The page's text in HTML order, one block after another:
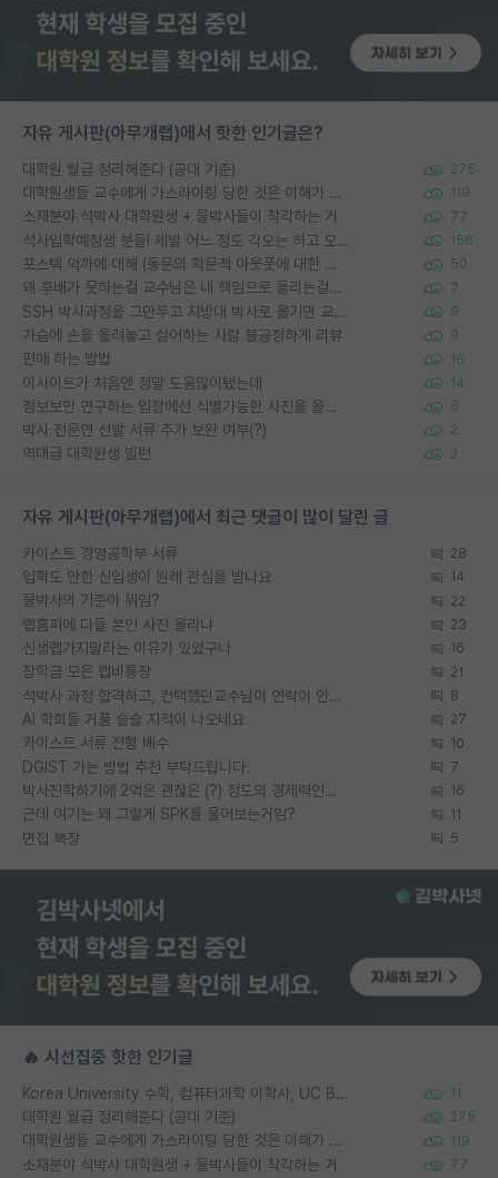
자유 게시판(아무개랩)에서 핫한 인기글은?
대학원 월급 정리해준다 (공대 기준) 275
대학원생들 교수에게 가스라이팅 당한 것은 이해가 갑니다. 안타깝네요. 119
소재분야 석박사 대학원생 + 물박사들이 착각하는 거 77
석사입학예정생 분들! 제발 어느 정도 각오는 하고 오세요. 156
포스텍 억까에 대해 (동문의 학문적 아웃풋에 대한 반박) 50
왜 후배가 못하는걸 교수님은 내 책임으로 돌리는걸까요? 7
SSH 박사과정을 그만두고 지방대 박사로 옮기면 교수의 꿈은 끝일까요? 9
가슴에 손을 올려놓고 싫어하는 사람 불공정하게 리뷰 9
편애 하는 방법 16
이사이트가 처음엔 정말 도움많이됐는데 14
정보보안 연구하는 입장에선 식별가능한 사진을 올리는건 비추이긴함 6
박사 전문연 선발 서류 추가 보완 여부(?) 2
역대급 대학원생 빌런 2
자유 게시판(아무개랩)에서 최근 댓글이 많이 달린 글
카이스트 경영공학부 서류 28
입학도 안한 신입생이 원래 관심을 받나요 14
물박사의 기준이 뭐임? 22
랩홈피에 다들 본인 사진 올리냐 23
신생랩가지말라는 이유가 있었구나 16
장학금 모은 랩비통장 21
석박사 과정 합격하고, 컨택했던교수님이 연락이 안됩니다... 8
AI 학회들 거품 슬슬 지적이 나오네요 27
카이스트 서류 전형 배수 10
DGIST 가는 방법 추천 부탁드립니다. 7
박사진학하기에 2억은 괜찮은 (?) 정도의 경제력인가요 16
근데 여기는 왜 그렇게 SPK를 물어보는거임? 11
면접 복장 5
🔥 시선집중 핫한 인기글
Korea University 수학, 컴퓨터과학 이학사, UC Berkeley 산업공학 대학원 공학박사가 되는 것은 쉽지 않겠죠? 11
대학원 월급 정리해준다 (공대 기준) 275
대학원생들 교수에게 가스라이팅 당한 것은 이해가 갑니다. 안타깝네요. 119
소재분야 석박사 대학원생 + 물박사들이 착각하는 거 77